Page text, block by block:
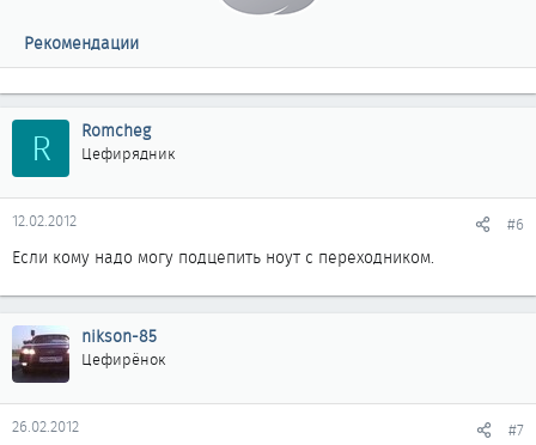
Рекомендации
R Romcheg
Цефирядник
12.02.2012 #6
Если кому надо могу подцепить ноут с переходником.
nikson-85
Цефирёнок
26.02.2012 #7